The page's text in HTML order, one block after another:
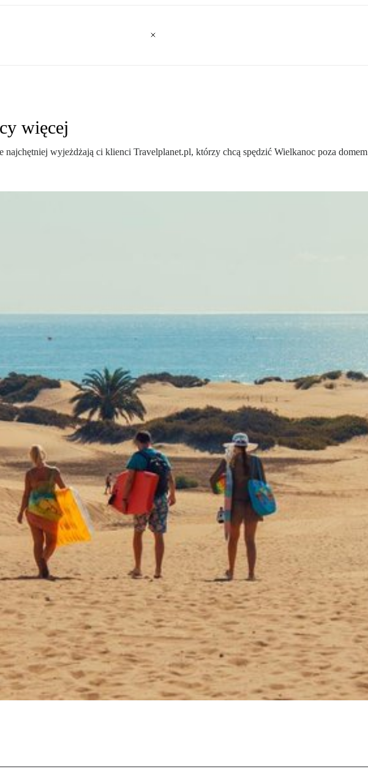
więcej
wyjeżdżają ci klienci Travelplanet.pl, którzy chcą spędzić Wielkanoc poza domem